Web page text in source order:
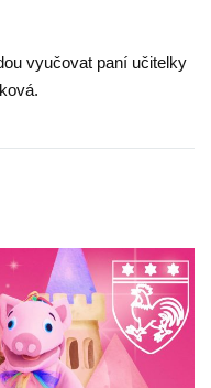
vyučovat paní učitelky